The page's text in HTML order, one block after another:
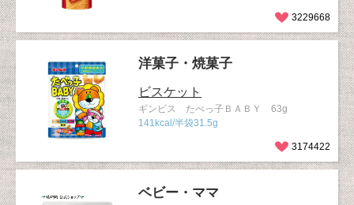
3229668
洋菓子・焼菓子
ビスケット
ギンビス たべっ子ＢＡＢＹ 63g
141kcal/半袋31.5g
3174422
ベビー・ママ